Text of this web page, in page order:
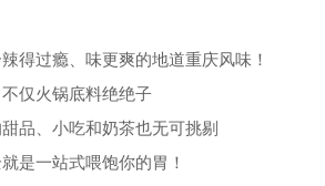
得过瘾、味更爽的地道重庆风味！
不仅火锅底料绝绝子
品、小吃和奶茶也无可挑剔
是一站式喂饱你的胃！